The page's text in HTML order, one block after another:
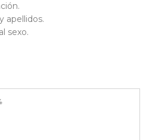
apellidos.
sexo.